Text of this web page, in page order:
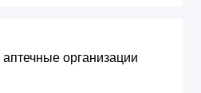
организации